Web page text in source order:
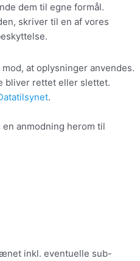
dem til egne formål.
skriver til en af vores
at oplysninger anvendes.
bliver rettet eller slettet.
.
anmodning herom til
inkl. eventuelle sub-